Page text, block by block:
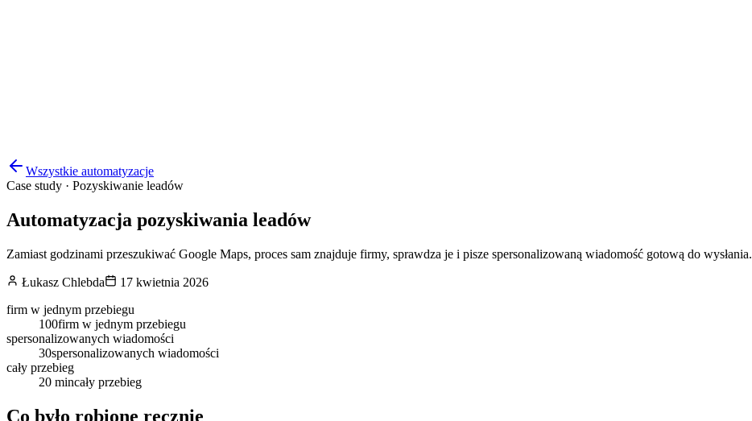
Wszystkie automatyzacje
Case study · Pozyskiwanie leadów
Automatyzacja pozyskiwania leadów
Zamiast godzinami przeszukiwać Google Maps, proces sam znajduje firmy, sprawdza je i pisze spersonalizowaną wiadomość gotową do wysłania.
Łukasz Chlebda
17 kwietnia 2026
firm w jednym przebiegu
100firm w jednym przebiegu
spersonalizowanych wiadomości
30spersonalizowanych wiadomości
cały przebieg
20 mincały przebieg
Co było robione ręcznie